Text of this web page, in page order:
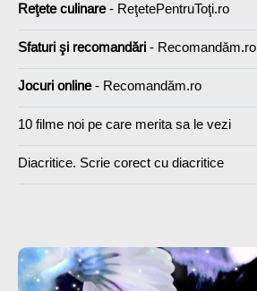
Reţete culinare- ReţetePentruToţi.ro
Sfaturi şi recomandări - Recomandăm.ro
Jocuri online- Recomandăm.ro
10 filme noi pe care merita sa le vezi
Diacritice. Scrie corect cu diacritice